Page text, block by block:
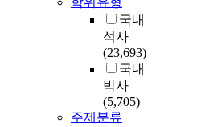
국내
석사
(23,693)
국내
박사
(5,705)
주제분류